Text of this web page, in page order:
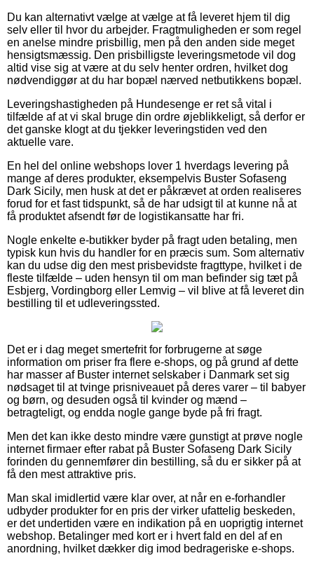
Du kan alternativt vælge at vælge at få leveret hjem til dig
selv eller til hvor du arbejder. Fragtmuligheden er som regel
en anelse mindre prisbillig, men på den anden side meget
hensigtsmæssig. Den prisbilligste leveringsmetode vil dog
altid vise sig at være at du selv henter ordren, hvilket dog
nødvendiggør at du har bopæl nærved netbutikkens bopæl.
Leveringshastigheden på Hundesenge er ret så vital i
tilfælde af at vi skal bruge din ordre øjeblikkeligt, så derfor er
det ganske klogt at du tjekker leveringstiden ved den
aktuelle vare.
En hel del online webshops lover 1 hverdags levering på
mange af deres produkter, eksempelvis Buster Sofaseng
Dark Sicily, men husk at det er påkrævet at orden realiseres
forud for et fast tidspunkt, så de har udsigt til at kunne nå at
få produktet afsendt før de logistikansatte har fri.
Nogle enkelte e-butikker byder på fragt uden betaling, men
typisk kun hvis du handler for en præcis sum. Som alternativ
kan du udse dig den mest prisbevidste fragttype, hvilket i de
fleste tilfælde – uden hensyn til om man befinder sig tæt på
Esbjerg, Vordingborg eller Lemvig – vil blive at få leveret din
bestilling til et udleveringssted.
Det er i dag meget smertefrit for forbrugerne at søge
information om priser fra flere e-shops, og på grund af dette
har masser af Buster internet selskaber i Danmark set sig
nødsaget til at tvinge prisniveauet på deres varer – til babyer
og børn, og desuden også til kvinder og mænd –
betragteligt, og endda nogle gange byde på fri fragt.
Men det kan ikke desto mindre være gunstigt at prøve nogle
internet firmaer efter rabat på Buster Sofaseng Dark Sicily
forinden du gennemfører din bestilling, så du er sikker på at
få den mest attraktive pris.
Man skal imidlertid være klar over, at når en e-forhandler
udbyder produkter for en pris der virker ufattelig beskeden,
er det undertiden være en indikation på en uoprigtig internet
webshop. Betalinger med kort er i hvert fald en del af en
anordning, hvilket dækker dig imod bedrageriske e-shops.